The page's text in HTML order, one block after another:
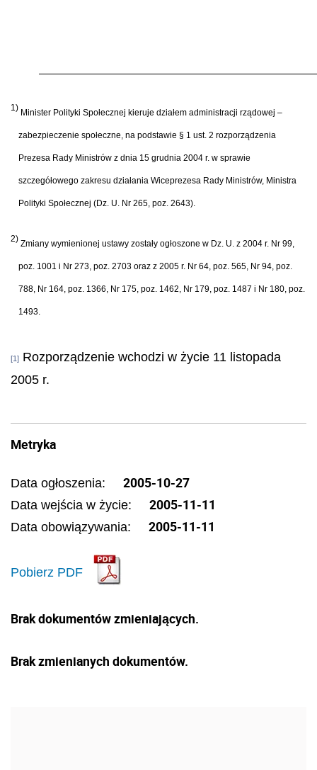
1) Minister Polityki Społecznej kieruje działem administracji rządowej –
zabezpieczenie społeczne, na podstawie § 1 ust. 2 rozporządzenia
Prezesa Rady Ministrów z dnia 15 grudnia 2004 r. w sprawie
szczegółowego zakresu działania Wiceprezesa Rady Ministrów, Ministra
Polityki Społecznej (Dz. U. Nr 265, poz. 2643).
2) Zmiany wymienionej ustawy zostały ogłoszone w Dz. U. z 2004 r. Nr 99,
poz. 1001 i Nr 273, poz. 2703 oraz z 2005 r. Nr 64, poz. 565, Nr 94, poz.
788, Nr 164, poz. 1366, Nr 175, poz. 1462, Nr 179, poz. 1487 i Nr 180, poz.
1493.
[1] Rozporządzenie wchodzi w życie 11 listopada
2005 r.
Metryka
Data ogłoszenia: 2005-10-27
Data wejścia w życie: 2005-11-11
Data obowiązywania: 2005-11-11
Pobierz PDF
Brak dokumentów zmieniających.
Brak zmienianych dokumentów.